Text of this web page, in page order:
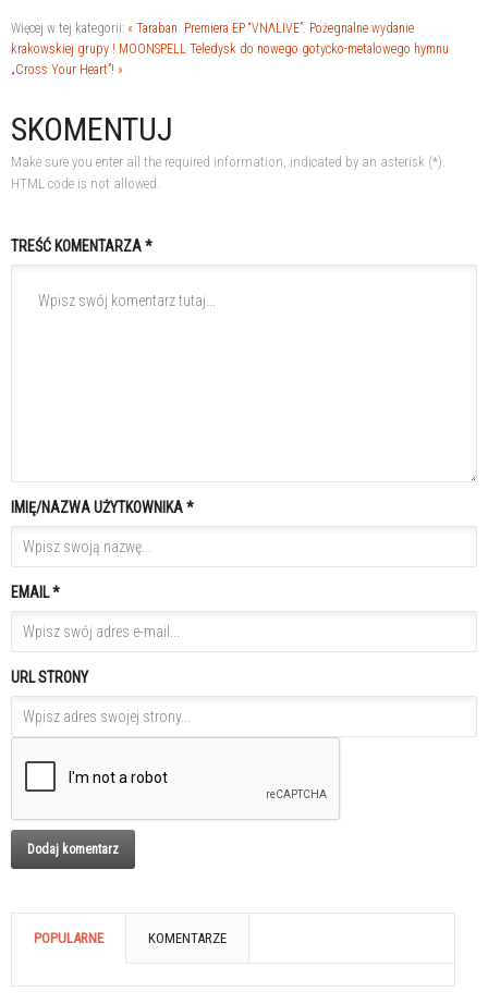
Więcej w tej kategorii: « Taraban. Premiera EP “VNΛLIVE”. Pożegnalne wydanie
krakowskiej grupy ! MOONSPELL Teledysk do nowego gotycko-metalowego hymnu
„Cross Your Heart”! »
SKOMENTUJ
Make sure you enter all the required information, indicated by an asterisk (*).
HTML code is not allowed.
TREŚĆ KOMENTARZA *
IMIĘ/NAZWA UŻYTKOWNIKA *
EMAIL *
URL STRONY
POPULARNE KOMENTARZE